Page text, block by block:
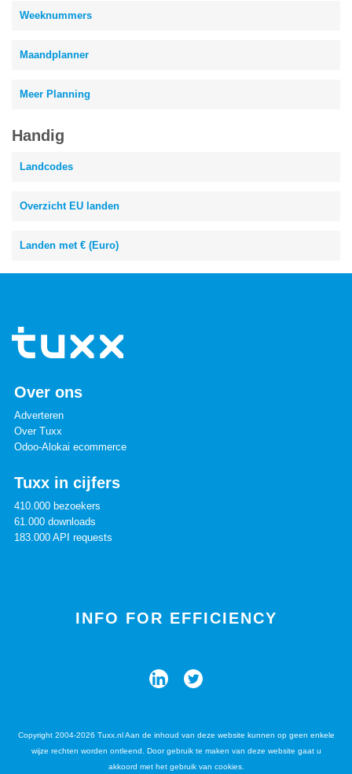
Weeknummers
Maandplanner
Meer Planning
Handig
Landcodes
Overzicht EU landen
Landen met € (Euro)
Over ons
Adverteren
Over Tuxx
Odoo-Alokai ecommerce
Tuxx in cijfers
410.000 bezoekers
61.000 downloads
183.000 API requests
INFO FOR EFFICIENCY
Copyright 2004-2026 Tuxx.nl Aan de inhoud van deze website kunnen op geen enkele
wijze rechten worden ontleend. Door gebruik te maken van deze website gaat u
akkoord met het gebruik van cookies.